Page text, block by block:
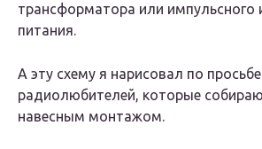
трансформатора или импульсного
питания.
А эту схему я нарисовал по
радиолюбителей, которые
навесным монтажом.